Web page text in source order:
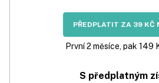
PŘEDPLATIT ZA 39 KČ
První 2 měsíce, pak 149
S předplatným